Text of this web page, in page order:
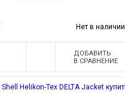
Нет в наличии
ДОБАВИТЬ
В СРАВНЕНИЕ